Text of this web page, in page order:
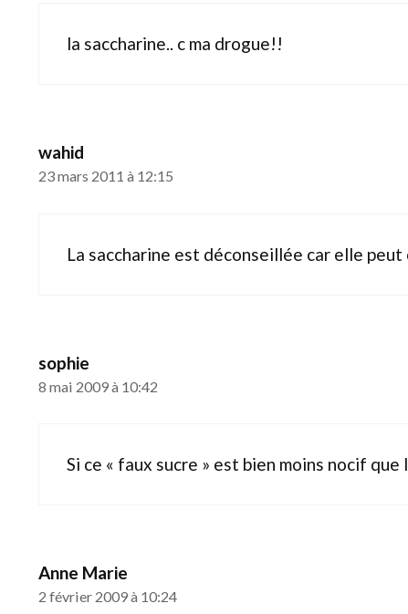
la saccharine.. c ma drogue!!
wahid
23 mars 2011 à 12:15
La saccharine est déconseillée car elle peut
sophie
8 mai 2009 à 10:42
Si ce « faux sucre » est bien moins nocif
Anne Marie
2 février 2009 à 10:24